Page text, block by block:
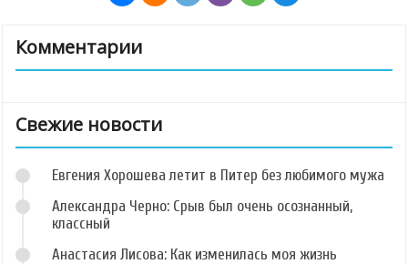
Комментарии
Свежие новости
Евгения Хорошева летит в Питер без любимого мужа
Александра Черно: Срыв был очень осознанный,
классный
Анастасия Лисова: Как изменилась моя жизнь